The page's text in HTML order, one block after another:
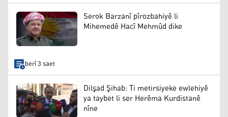
Serok Barzanî pîrozbahiyê li
Mihemedê Hacî Mehmûd dike
berî 3 saet
Dilşad Şihab: Ti metirsiyeke ewlehiyê
ya taybet li ser Herêma Kurdistanê
nîne